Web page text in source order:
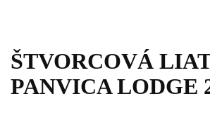
ŠTVORCOVÁ
PANVICA LODGE